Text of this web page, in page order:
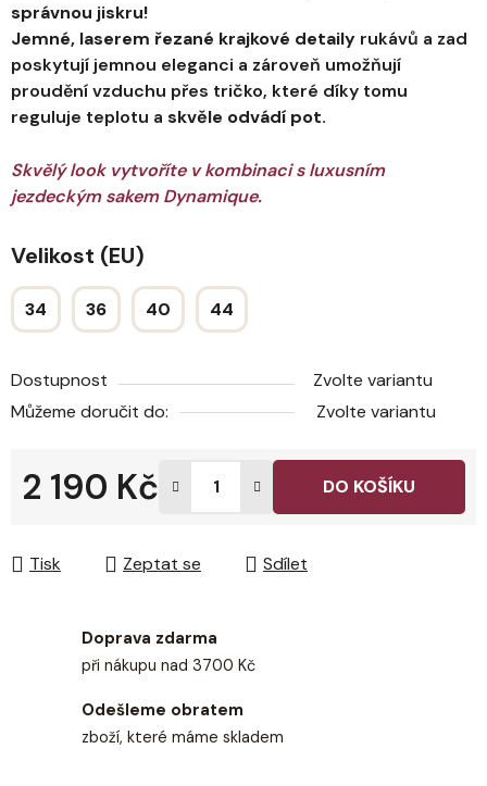
správnou jiskru!
Jemné, laserem řezané krajkové detaily rukávů a zad
poskytují jemnou eleganci a zároveň umožňují
proudění vzduchu přes tričko, které díky tomu
reguluje teplotu a skvěle odvádí pot.
Skvělý look vytvoříte v kombinaci s luxusním
jezdeckým sakem Dynamique.
Velikost (EU)
34 36 40 44
Dostupnost
Zvolte variantu
Můžeme doručit do:
Zvolte variantu
2 190 Kč DO KOŠÍKU
Tisk Zeptat se Sdílet
Doprava zdarma
při nákupu nad 3700 Kč
Odešleme obratem
zboží, které máme skladem